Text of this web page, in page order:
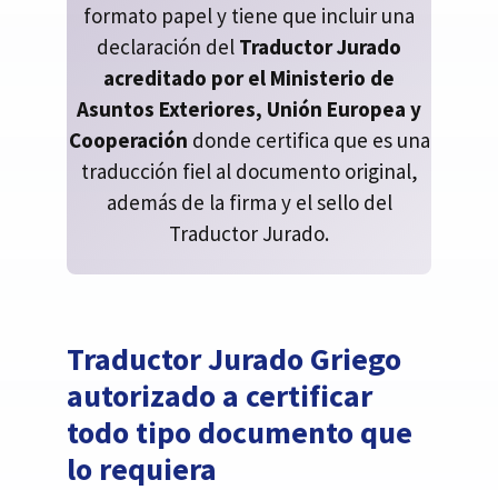
formato papel y tiene que incluir una
declaración del Traductor Jurado
acreditado por el Ministerio de
Asuntos Exteriores, Unión Europea y
Cooperación donde certifica que es una
traducción fiel al documento original,
además de la firma y el sello del
Traductor Jurado.
Traductor Jurado Griego
autorizado a certificar
todo tipo documento que
lo requiera